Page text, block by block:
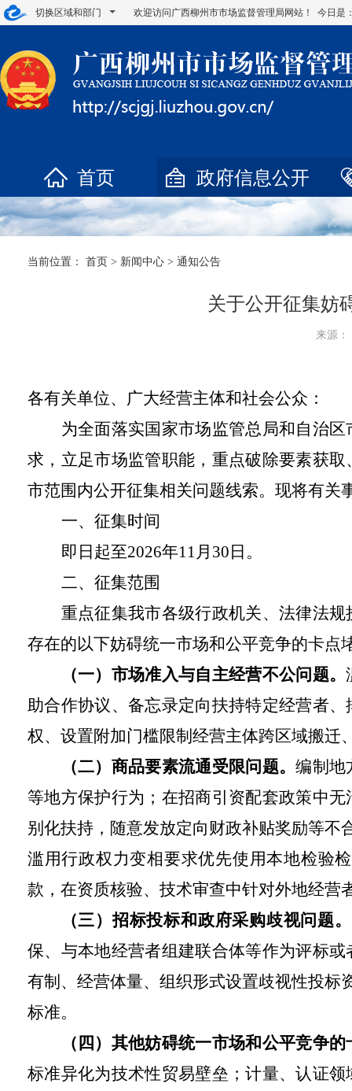
切换区域和部门 欢迎访问广西柳州市市场监督管理局网站！ 今日是
首页 政府信息公开
当前位置： 首页 > 新闻中心 > 通知公告
关于公开征集妨
来源
各有关单位、广大经营主体和社会公众：
为全面落实国家市场监管总局和自治
求，立足市场监管职能，重点破除要素获
市范围内公开征集相关问题线索。现将有关
一、征集时间
即日起至2026年11月30日。
二、征集范围
重点征集我市各级行政机关、法律法
存在的以下妨碍统一市场和公平竞争的卡点
（一）市场准入与自主经营不公问题。
助合作协议、备忘录定向扶持特定经营者
权、设置附加门槛限制经营主体跨区域搬迁
（二）商品要素流通受限问题。编制地
等地方保护行为；在招商引资配套政策中
别化扶持，随意发放定向财政补贴奖励等不
滥用行政权力变相要求优先使用本地检验
款，在资质核验、技术审查中针对外地经营
（三）招标投标和政府采购歧视问题。
保、与本地经营者组建联合体等作为评标
有制、经营体量、组织形式设置歧视性投标
标准。
（四）其他妨碍统一市场和公平竞争
标准异化为技术性贸易壁垒；计量、认证